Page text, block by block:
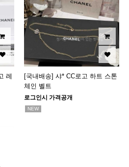
레
[국내배송] 샤* CC로고 하트 스톤
체인 벨트
로그인시 가격공개
NEW